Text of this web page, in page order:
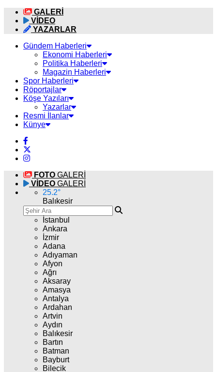
GALERİ
VİDEO
YAZARLAR
Gündem Haberleri
Ekonomi Haberleri
Politika Haberleri
Magazin Haberleri
Spor Haberleri
Röportajlar
Köşe Yazıları
Yazarlar
Resmi İlanlar
Künye
FOTO GALERİ
VİDEO GALERİ
25.2°
Balıkesir
İstanbul
Ankara
İzmir
Adana
Adıyaman
Afyon
Ağrı
Aksaray
Amasya
Antalya
Ardahan
Artvin
Aydın
Balıkesir
Bartın
Batman
Bayburt
Bilecik